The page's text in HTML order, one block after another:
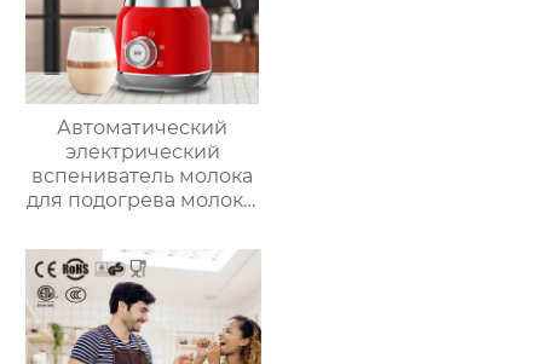
Автоматический
электрический
вспениватель молока
для подогрева молока,
корпус из матовой
нержавеющей стали,
домашний
пароварочный
аппарат для молока